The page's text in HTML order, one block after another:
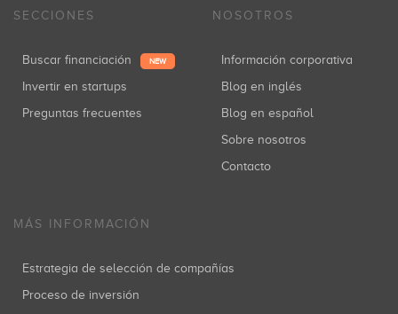
SECCIONES
Buscar financiación NEW
Invertir en startups
Preguntas frecuentes
NOSOTROS
Información corporativa
Blog en inglés
Blog en español
Sobre nosotros
Contacto
MÁS INFORMACIÓN
Estrategia de selección de compañías
Proceso de inversión